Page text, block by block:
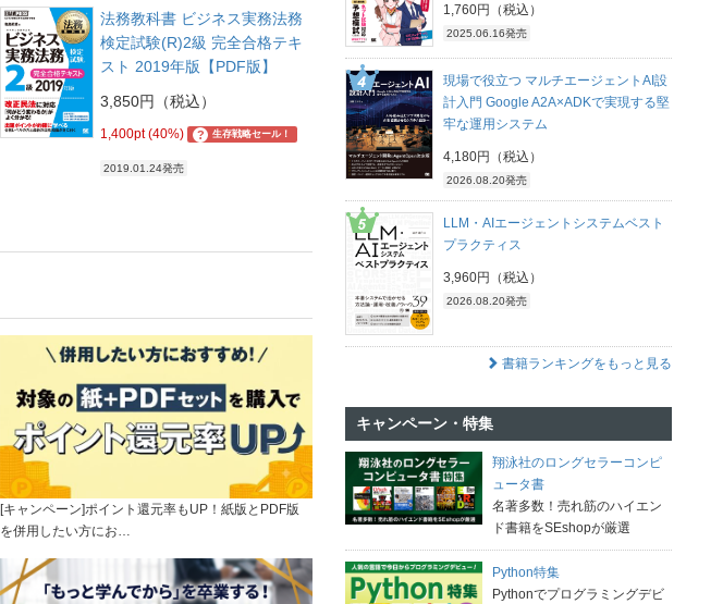
法務教科書 ビジネス実務法務
検定試験(R)2級 完全合格テキ
スト 2019年版【PDF版】
3,850円（税込）
1,400pt (40%) ? 生存戦略セール！
2019.01.24発売
[キャンペーン]ポイント還元率もUP！紙版とPDF版
を併用したい方にお…
1,760円（税込）
2025.06.16発売
現場で役立つ マルチエージェントAI設
計入門 Google A2A×ADKで実現する堅
牢な運用システム
4,180円（税込）
2026.08.20発売
LLM・AIエージェントシステムベスト
プラクティス
3,960円（税込）
2026.08.20発売
書籍ランキングをもっと見る
キャンペーン・特集
翔泳社のロングセラーコンピ
ュータ書
名著多数！売れ筋のハイエン
ド書籍をSEshopが厳選
Python特集
Pythonでプログラミングデビ